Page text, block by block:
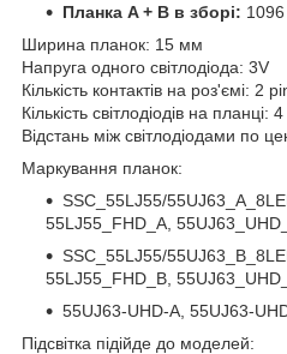
Планка A + B в зборі: 1096
Ширина планок: 15 мм
Напруга одного світлодіода: 3V
Кількість контактів на роз'ємі: 2
Кількість світлодіодів на планці:
Відстань між світлодіодами по
Маркування планок:
SSC_55LJ55/
55LJ55_FHD_A,
SSC_55LJ55/
55LJ55_FHD_B,
55UJ63-UHD-A, 55UJ63-
Підсвітка підійде до моделей: